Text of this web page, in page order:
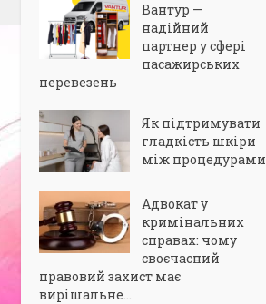
Вантур —
надійний
партнер у сфері
пасажирських
перевезень
Як підтримувати
гладкість шкіри
між процедурами
Адвокат у
кримінальних
справах: чому
своєчасний
правовий захист має
вирішальне...